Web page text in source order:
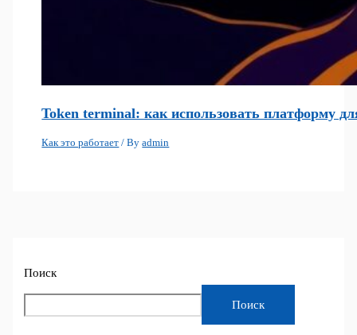
Token terminal: как использовать платформу
Как это работает / Byadmin
Поиск
Поиск